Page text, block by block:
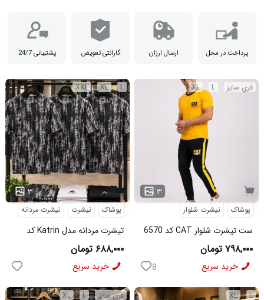
پرداخت در محل ارسال ارزان گارانتی تعویض پشتیبانی 24/7
L
XL
XXL
۳
پوشاک تیشرت تیشرت مردانه
تیشرت مردانه مدل Katrin کد
6579
۶۸۸,۰۰۰ تومان
خرید سریع
فری سایز L
XL
۳
پوشاک تیشرت شلوار
ست تیشرت شلوار CAT کد 6570
۷۹۸,۰۰۰ تومان
خرید سریع 8
فری سایز L
XL L
XL